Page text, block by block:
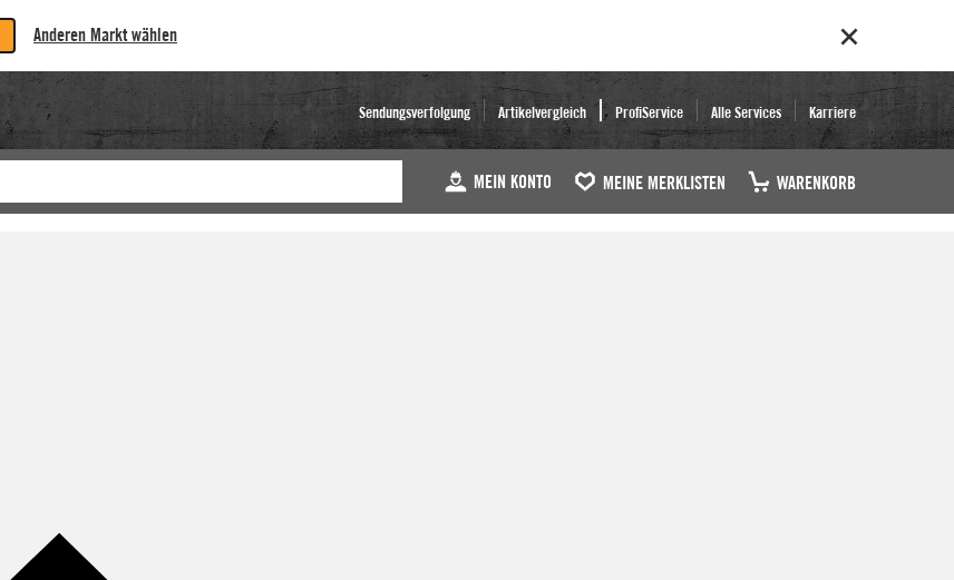
Anderen Markt wählen
Sendungsverfolgung Artikelvergleich ProfiService Alle Services Karriere
MEIN KONTO MEINE MERKLISTEN WARENKORB